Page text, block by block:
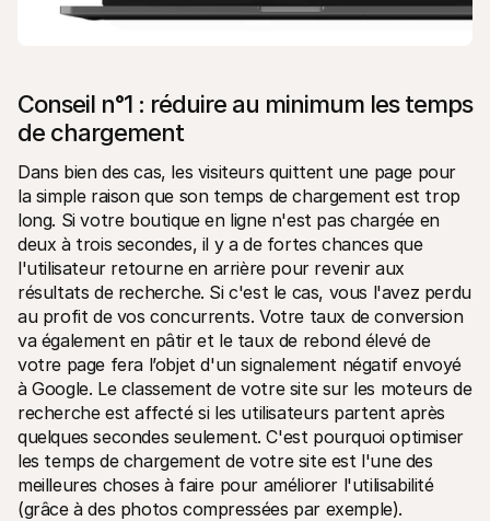
Conseil n°1 : réduire au minimum les temps
de chargement
Dans bien des cas, les visiteurs quittent une page pour
la simple raison que son temps de chargement est trop
long. Si votre boutique en ligne n'est pas chargée en
deux à trois secondes, il y a de fortes chances que
l'utilisateur retourne en arrière pour revenir aux
résultats de recherche. Si c'est le cas, vous l'avez perdu
au profit de vos concurrents. Votre taux de conversion
va également en pâtir et le taux de rebond élevé de
votre page fera l’objet d'un signalement négatif envoyé
à Google. Le classement de votre site sur les moteurs de
recherche est affecté si les utilisateurs partent après
quelques secondes seulement. C'est pourquoi optimiser
les temps de chargement de votre site est l'une des
meilleures choses à faire pour améliorer l'utilisabilité
(grâce à des photos compressées par exemple).